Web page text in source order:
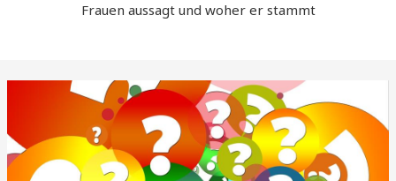
Frauen aussagt und woher er stammt